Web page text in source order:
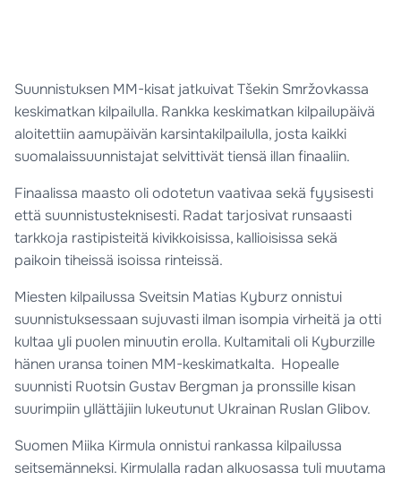
Suunnistuksen MM-kisat jatkuivat Tšekin Smržovkassa
keskimatkan kilpailulla. Rankka keskimatkan kilpailupäivä
aloitettiin aamupäivän karsintakilpailulla, josta kaikki
suomalaissuunnistajat selvittivät tiensä illan finaaliin.
Finaalissa maasto oli odotetun vaativaa sekä fyysisesti
että suunnistusteknisesti. Radat tarjosivat runsaasti
tarkkoja rastipisteitä kivikkoisissa, kallioisissa sekä
paikoin tiheissä isoissa rinteissä.
Miesten kilpailussa Sveitsin Matias Kyburz onnistui
suunnistuksessaan sujuvasti ilman isompia virheitä ja otti
kultaa yli puolen minuutin erolla. Kultamitali oli Kyburzille
hänen uransa toinen MM-keskimatkalta. Hopealle
suunnisti Ruotsin Gustav Bergman ja pronssille kisan
suurimpiin yllättäjiin lukeutunut Ukrainan Ruslan Glibov.
Suomen Miika Kirmula onnistui rankassa kilpailussa
seitsemänneksi. Kirmulalla radan alkuosassa tuli muutama